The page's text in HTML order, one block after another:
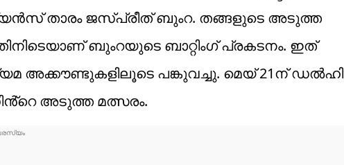
താരം ജസ്പ്രീത് ബുംറ. തങ്ങളുടെ അടുത്ത
ബുംറയുടെ ബാറ്റിംഗ് പ്രകടനം. ഇത്
പങ്കുവച്ചു. മെയ് 21ന് ഡൽഹി
അടുത്ത മത്സരം.